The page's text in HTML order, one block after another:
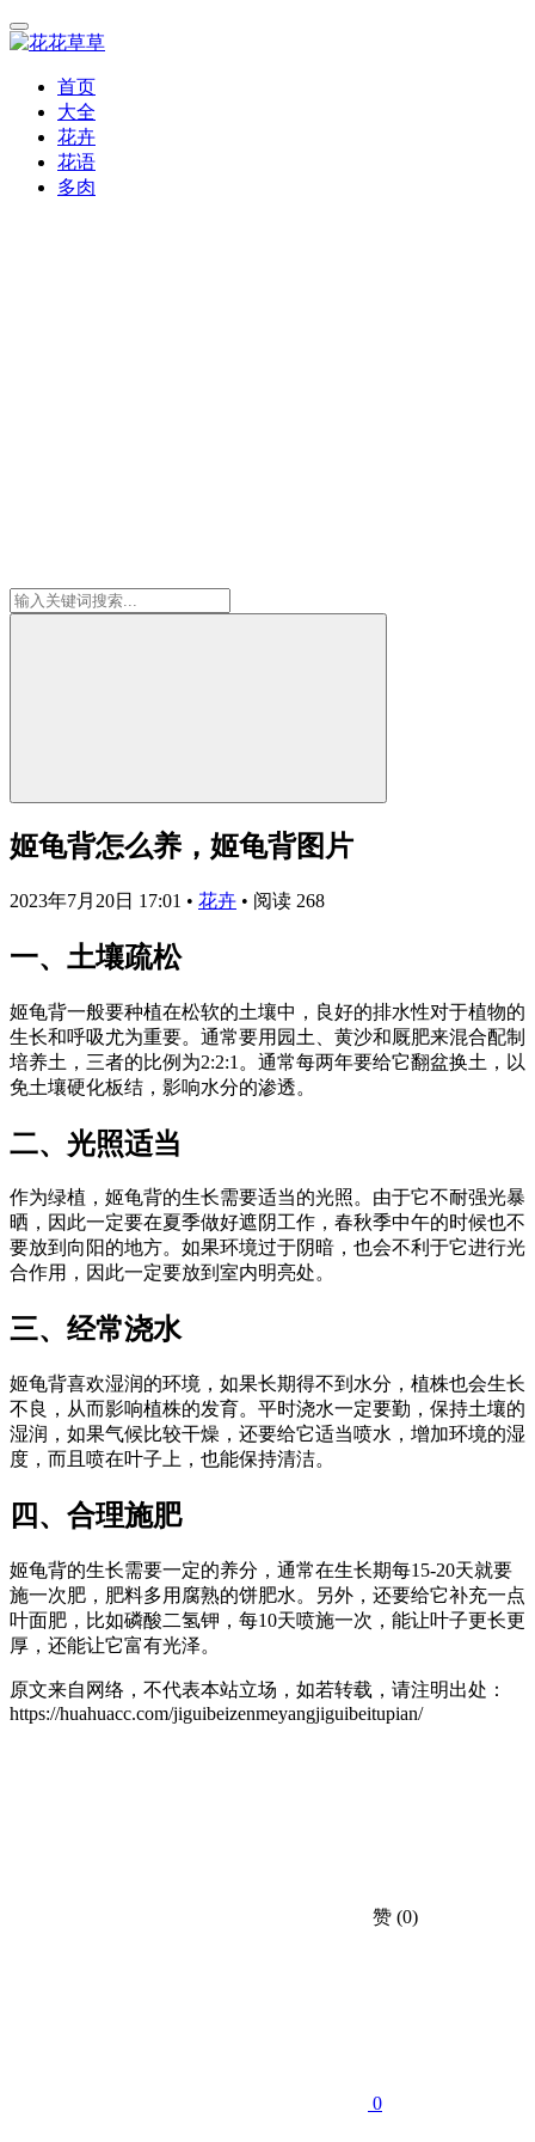
首页
大全
花卉
花语
多肉
姬龟背怎么养，姬龟背图片
2023年7月20日 17:01 • 花卉 • 阅读 268
一、土壤疏松
姬龟背一般要种植在松软的土壤中，良好的排水性对于植物的
生长和呼吸尤为重要。通常要用园土、黄沙和厩肥来混合配制
培养土，三者的比例为2:2:1。通常每两年要给它翻盆换土，以
免土壤硬化板结，影响水分的渗透。
二、光照适当
作为绿植，姬龟背的生长需要适当的光照。由于它不耐强光暴
晒，因此一定要在夏季做好遮阴工作，春秋季中午的时候也不
要放到向阳的地方。如果环境过于阴暗，也会不利于它进行光
合作用，因此一定要放到室内明亮处。
三、经常浇水
姬龟背喜欢湿润的环境，如果长期得不到水分，植株也会生长
不良，从而影响植株的发育。平时浇水一定要勤，保持土壤的
湿润，如果气候比较干燥，还要给它适当喷水，增加环境的湿
度，而且喷在叶子上，也能保持清洁。
四、合理施肥
姬龟背的生长需要一定的养分，通常在生长期每15-20天就要
施一次肥，肥料多用腐熟的饼肥水。另外，还要给它补充一点
叶面肥，比如磷酸二氢钾，每10天喷施一次，能让叶子更长更
厚，还能让它富有光泽。
原文来自网络，不代表本站立场，如若转载，请注明出处：
https://huahuacc.com/jiguibeizenmeyangjiguibeitupian/
赞 (0)
0